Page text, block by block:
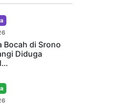
Bocah di Srono
Diduga